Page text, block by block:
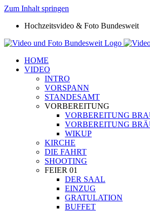
Zum Inhalt springen
Hochzeitsvideo & Foto Bundesweit
HOME
VIDEO
INTRO
VORSPANN
STANDESAMT
VORBEREITUNG
VORBEREITUNG
VORBEREITUNG
WIKUP
KIRCHE
DIE FAHRT
SHOOTING
FEIER 01
DER SAAL
EINZUG
GRATULATION
BUFFET